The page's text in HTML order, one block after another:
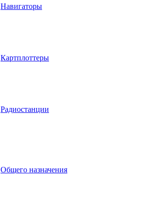
Навигаторы
Картплоттеры
Радиостанции
Общего назначения